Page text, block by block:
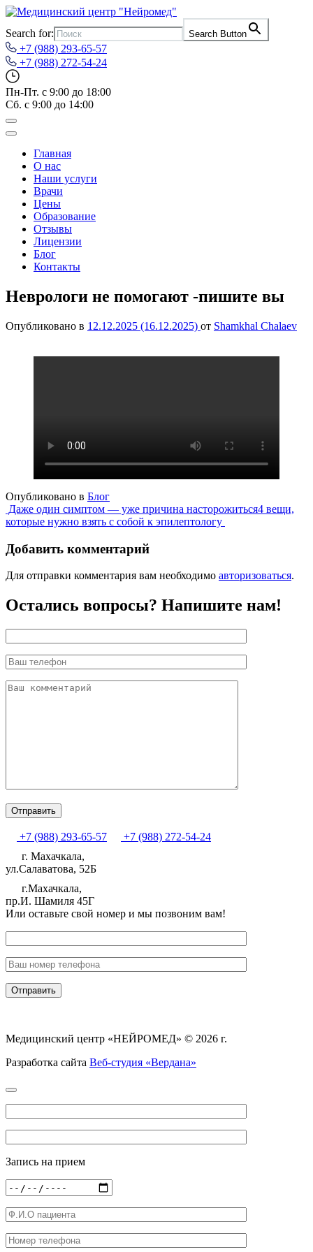
Search for: Search Button
+7 (988) 293-65-57
+7 (988) 272-54-24
Пн-Пт. с 9:00 до 18:00
Сб. с 9:00 до 14:00
Главная
О нас
Наши услуги
Врачи
Цены
Образование
Отзывы
Лицензии
Блог
Контакты
Неврологи не помогают -пишите вы
Опубликовано в 12.12.2025 (16.12.2025) от Shamkhal Chalaev
Опубликовано в Блог
Навигация
по
записям
Даже один симптом — уже причина насторожиться4 вещи,
которые нужно взять с собой к эпилептологу
Добавить комментарий
Для отправки комментария вам необходимо авторизоваться.
Остались вопросы? Напишите нам!
+7 (988) 293-65-57
+7 (988) 272-54-24
г. Махачкала,
ул.Салаватова, 52Б
г.Махачкала,
пр.И. Шамиля 45Г
Или оставьте свой номер и мы позвоним вам!
Медицинский центр «НЕЙРОМЕД» © 2026 г.
Разработка сайта Веб-студия «Вердана»
Запись на прием